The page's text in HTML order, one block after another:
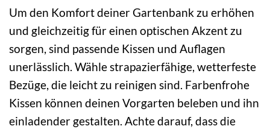
Um den Komfort deiner Gartenbank zu erhöhen
und gleichzeitig für einen optischen Akzent zu
sorgen, sind passende Kissen und Auflagen
unerlässlich. Wähle strapazierfähige, wetterfeste
Bezüge, die leicht zu reinigen sind. Farbenfrohe
Kissen können deinen Vorgarten beleben und ihn
einladender gestalten. Achte darauf, dass die